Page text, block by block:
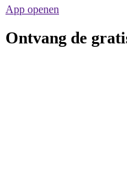
App openen
Ontvang de